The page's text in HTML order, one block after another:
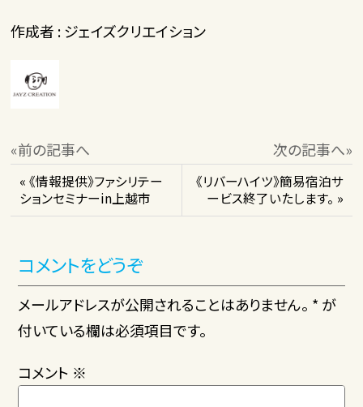
作成者 : ジェイズクリエイション
«前の記事へ 次の記事へ»
« 《情報提供》ファシリテー
ションセミナーin上越市
《リバーハイツ》簡易宿泊サ
ービス終了いたします。 »
コメントをどうぞ
メールアドレスが公開されることはありません。 * が
付いている欄は必須項目です。
コメント ※